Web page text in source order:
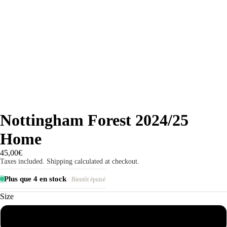
Nottingham Forest 2024/25
Home
45,00€
Taxes included. Shipping calculated at checkout.
Plus que 4 en stock· Bientôt épuisé
Size